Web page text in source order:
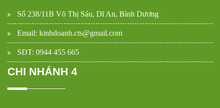
Số 238/11B Võ Thị Sáu, Dĩ An, Bình Dương
Email: kinhdoanh.cts@gmail.com
SĐT: 0944 455 665
CHI NHÁNH 4